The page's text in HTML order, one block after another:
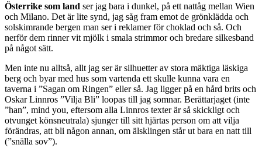
Österrike som land ser jag bara i dunkel, på ett nattåg mellan Wien
och Milano. Det är lite synd, jag såg fram emot de grönklädda och
solskimrande bergen man ser i reklamer för choklad och så. Och
nerför dem rinner vit mjölk i smala strimmor och bredare silkesband
på något sätt.
Men inte nu alltså, allt jag ser är silhuetter av stora mäktiga läskiga
berg och byar med hus som vartenda ett skulle kunna vara en
taverna i ”Sagan om Ringen” eller så. Jag ligger på en hård brits och
Oskar Linnros ”Vilja Bli” loopas till jag somnar. Berättarjaget (inte
”han”, mind you, eftersom alla Linnros texter är så skickligt och
otvunget könsneutrala) sjunger till sitt hjärtas person om att vilja
förändras, att bli någon annan, om älsklingen står ut bara en natt till
(”snälla sov”).